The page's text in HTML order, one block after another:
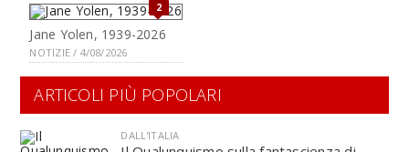
2
Jane Yolen, 1939-2026
NOTIZIE / 4/08/2026
ARTICOLI PIÙ POPOLARI
DALL'ITALIA